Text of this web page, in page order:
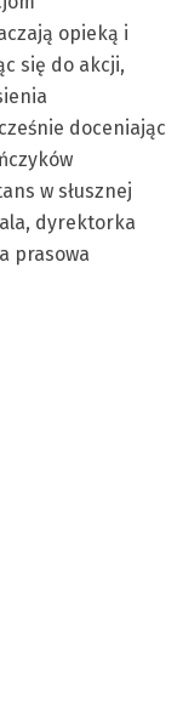
opieką i
się do akcji,
doceniając
w słusznej
dyrektorka
prasowa